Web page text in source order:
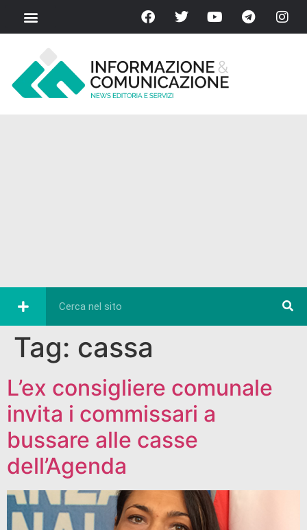
Tag: cassa
L’ex consigliere comunale
invita i commissari a
bussare alle casse
dell’Agenda